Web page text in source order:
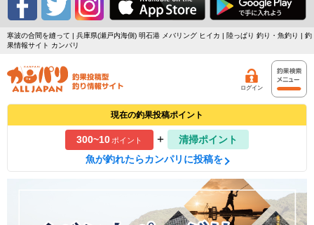
寒波の合間を縫って | 兵庫県(瀬戸内海側) 明石港 メバリング ヒイカ | 陸っぱり 釣り・魚釣り | 釣
果情報サイト カンパリ
ログイン
現在の釣果投稿ポイント
300~10ポイント +
清掃ポイント
魚が釣れたらカンパリに投稿を